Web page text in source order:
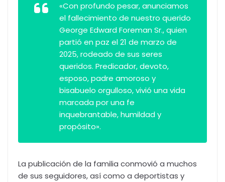
«Con profundo pesar, anunciamos
el fallecimiento de nuestro querido
George Edward Foreman Sr., quien
partió en paz el 21 de marzo de
2025, rodeado de sus seres
queridos. Predicador, devoto,
esposo, padre amoroso y
bisabuelo orgulloso, vivió una vida
marcada por una fe
inquebrantable, humildad y
propósito».
La publicación de la familia conmovió a muchos
de sus seguidores, así como a deportistas y